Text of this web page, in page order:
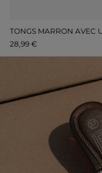
TONGS MARRON AVEC
28,99 €